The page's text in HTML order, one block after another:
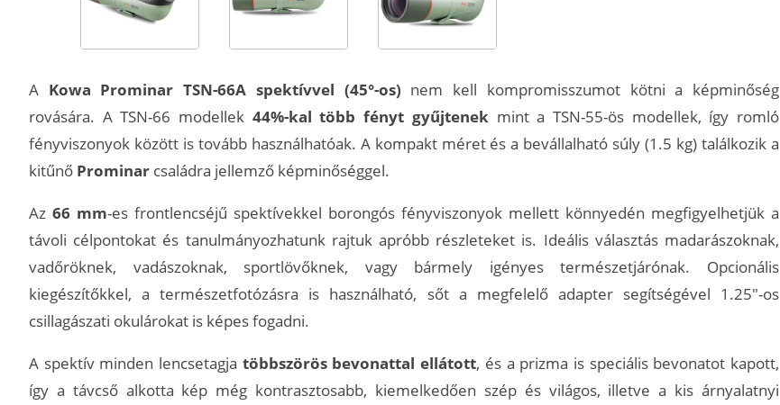
A Kowa Prominar TSN-66A spektívvel (45°-os) nem kell kompromisszumot kötni a képminőség
rovására. A TSN-66 modellek 44%-kal több fényt gyűjtenek mint a TSN-55-ös modellek, így romló
fényviszonyok között is tovább használhatóak. A kompakt méret és a bevállalható súly (1.5 kg) találkozik a
kitűnő Prominar családra jellemző képminőséggel.
Az 66 mm-es frontlencséjű spektívekkel borongós fényviszonyok mellett könnyedén megfigyelhetjük a
távoli célpontokat és tanulmányozhatunk rajtuk apróbb részleteket is. Ideális választás madarászoknak,
vadőröknek, vadászoknak, sportlövőknek, vagy bármely igényes természetjárónak. Opcionális
kiegészítőkkel, a természetfotózásra is használható, sőt a megfelelő adapter segítségével 1.25"-os
csillagászati okulárokat is képes fogadni.
A spektív minden lencsetagja többszörös bevonattal ellátott, és a prizma is speciális bevonatot kapott,
így a távcső alkotta kép még kontrasztosabb, kiemelkedően szép és világos, illetve a kis árnyalatnyi